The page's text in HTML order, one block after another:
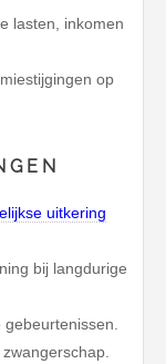
lasten, inkomen
op
uitkering
bij langdurige
gebeurtenissen.